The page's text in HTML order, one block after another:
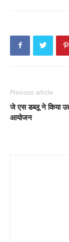
Previous article
जे एस डब्लू ने किया
आयोजन